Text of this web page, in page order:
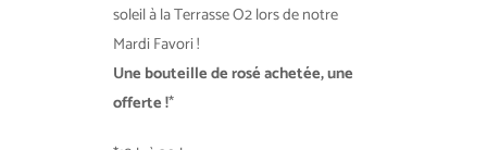
soleil à la Terrasse O2 lors de notre
Mardi Favori !
Une bouteille de rosé achetée, une
offerte !*